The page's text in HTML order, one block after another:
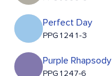
Perfect Day
PPG1241-3
Purple Rhapsody
PPG1247-6